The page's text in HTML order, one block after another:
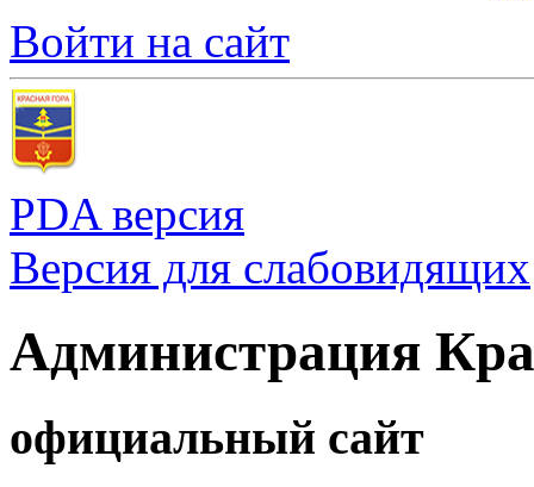
Войти на сайт
PDA версия
Версия для слабовидящих
Администрация
официальный сайт